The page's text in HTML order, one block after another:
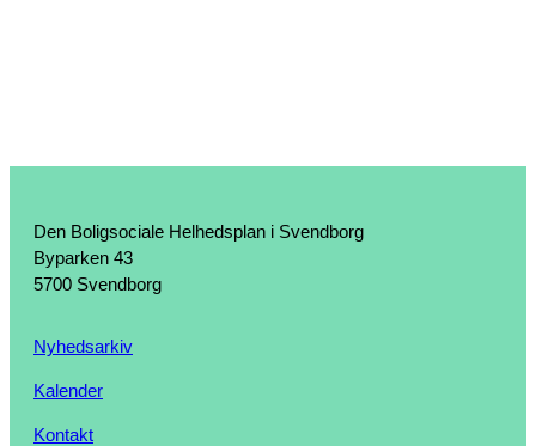
Den Boligsociale Helhedsplan i Svendborg
Byparken 43
5700 Svendborg
Nyhedsarkiv
Kalender
Kontakt